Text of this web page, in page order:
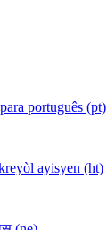
português (pt)
ayisyen (ht)